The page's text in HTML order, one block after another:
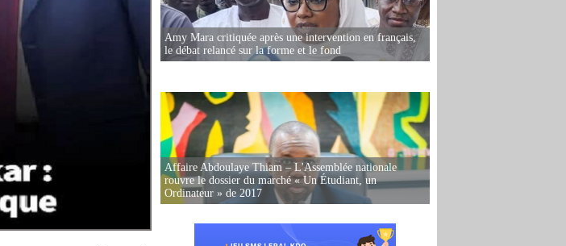
Amy Mara critiquée après une intervention en français,
le débat relancé sur la forme et le fond
Affaire Abdoulaye Thiam – L'Assemblée nationale
rouvre le dossier du marché « Un Étudiant, un
Ordinateur » de 2017